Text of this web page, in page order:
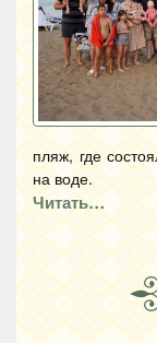
пляж, где
на воде.
Читать…